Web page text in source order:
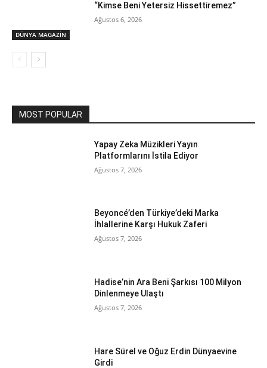
DÜNYA MAGAZİN
“Kimse Beni Yetersiz Hissettiremez”
Ağustos 6, 2026
MOST POPULAR
Yapay Zeka Müzikleri Yayın
Platformlarını İstila Ediyor
Ağustos 7, 2026
Beyoncé’den Türkiye’deki Marka
İhlallerine Karşı Hukuk Zaferi
Ağustos 7, 2026
Hadise’nin Ara Beni Şarkısı 100 Milyon
Dinlenmeye Ulaştı
Ağustos 7, 2026
Hare Sürel ve Oğuz Erdin Dünyaevine
Girdi